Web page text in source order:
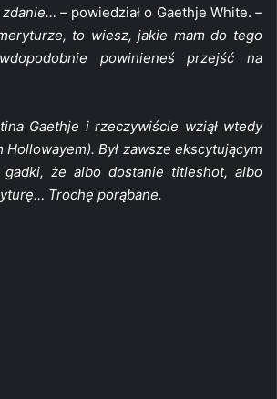
zdanie… – powiedział o Gaethje White. –
to wiesz, jakie mam do tego
powinieneś przejść na
Gaethje i rzeczywiście wziął wtedy
Hollowayem). Był zawsze ekscytującym
gadki, że albo dostanie titleshot, albo
Trochę porąbane.